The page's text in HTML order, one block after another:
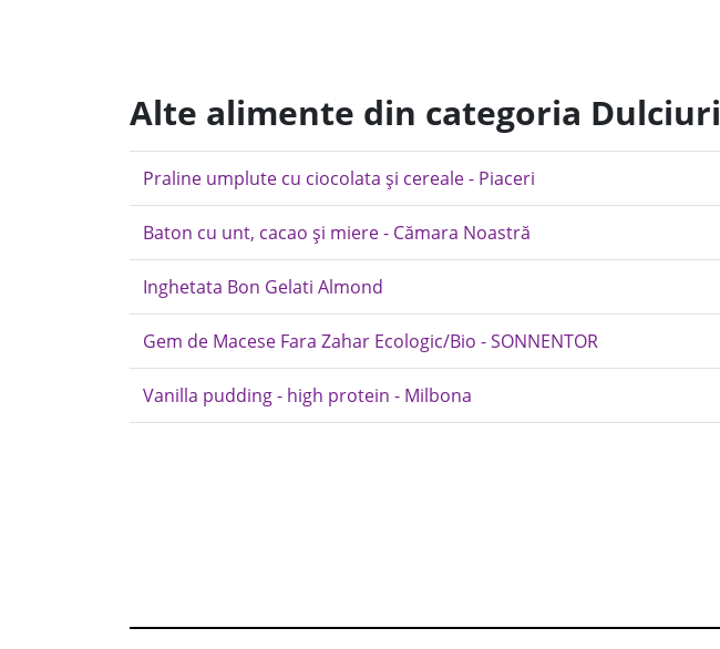
Alte alimente din categoria Dulciuri
Praline umplute cu ciocolata și cereale - Piaceri
Baton cu unt, cacao și miere - Cămara Noastră
Inghetata Bon Gelati Almond
Gem de Macese Fara Zahar Ecologic/Bio - SONNENTOR
Vanilla pudding - high protein - Milbona